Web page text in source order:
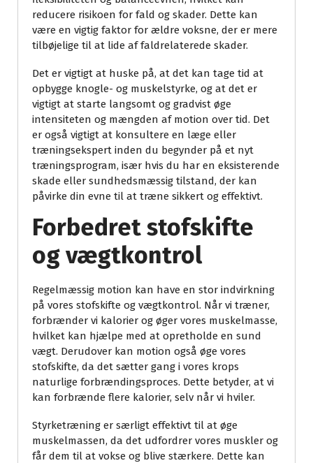
reducere risikoen for fald og skader. Dette kan
være en vigtig faktor for ældre voksne, der er mere
tilbøjelige til at lide af faldrelaterede skader.
Det er vigtigt at huske på, at det kan tage tid at
opbygge knogle- og muskelstyrke, og at det er
vigtigt at starte langsomt og gradvist øge
intensiteten og mængden af motion over tid. Det
er også vigtigt at konsultere en læge eller
træningsekspert inden du begynder på et nyt
træningsprogram, især hvis du har en eksisterende
skade eller sundhedsmæssig tilstand, der kan
påvirke din evne til at træne sikkert og effektivt.
Forbedret stofskifte
og vægtkontrol
Regelmæssig motion kan have en stor indvirkning
på vores stofskifte og vægtkontrol. Når vi træner,
forbrænder vi kalorier og øger vores muskelmasse,
hvilket kan hjælpe med at opretholde en sund
vægt. Derudover kan motion også øge vores
stofskifte, da det sætter gang i vores krops
naturlige forbrændingsproces. Dette betyder, at vi
kan forbrænde flere kalorier, selv når vi hviler.
Styrketræning er særligt effektivt til at øge
muskelmassen, da det udfordrer vores muskler og
får dem til at vokse og blive stærkere. Dette kan